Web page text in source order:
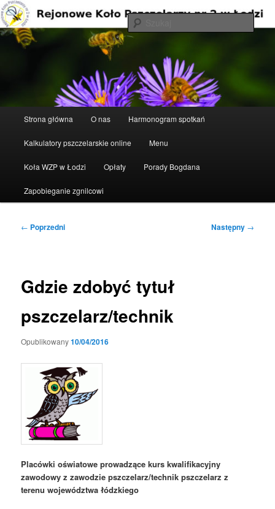
Przeskocz
do
tekstu
Rejonowe Koło Pszczelarzy nr 2 w
Strona główna O nas Harmonogram spotkań
Kalkulatory pszczelarskie online Menu
Koła WZP w Łodzi Opłaty Porady Bogdana
Zapobieganie zgnilcowi
Nawigacja
← Poprzedni Następny →
Gdzie zdobyć tytuł
pszczelarz/technik
Opublikowany10/04/2016
Placówki oświatowe prowadzące kurs kwalifikacyjny
zawodowy z zawodzie pszczelarz/technik pszczelarz z
terenu województwa łódzkiego